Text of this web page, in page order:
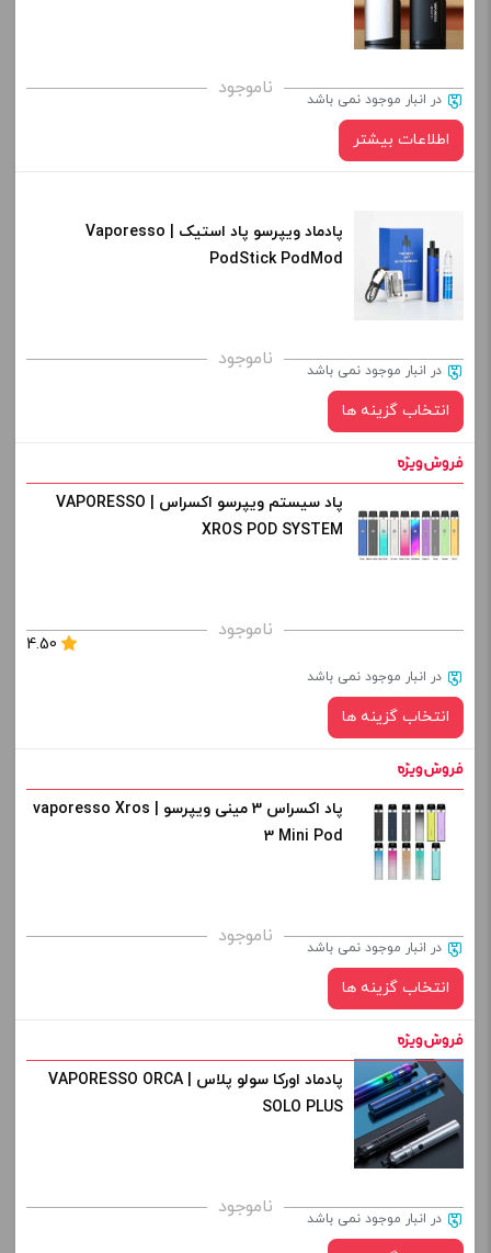
برای فعال شدن سبد خرید و نمایش قیمت ، گزینه های محصول را
از کادر بالا انتخاب کنید.
افزودن به سبد خرید
ناموجود در انبار موجود نمی باشد
اطلاعات بیشتر
پادماد ویپرسو پاد استیک | Vaporesso
PodStick PodMod
ناموجود در انبار موجود نمی باشد
انتخاب گزینه ها
رنگ:
برای فعال شدن سبد خرید و نمایش قیمت ، گزینه های محصول را
+
پاد سیستم ویپرسو اکسراس | VAPORESSO
XROS POD SYSTEM
ناموجود
4.50
در انبار موجود نمی باشد
انتخاب گزینه ها
رنگ:
برای فعال شدن سبد خرید و نمایش قیمت ، گزینه های محصول را
از کادر بالا انتخاب کنید.
+
افزودن به سبد خرید
پاد اکسراس 3 مینی ویپرسو | vaporesso Xros
3 Mini Pod
ناموجود در انبار موجود نمی باشد
انتخاب گزینه ها
رنگ:
برای فعال شدن سبد خرید و نمایش قیمت ، گزینه های محصول را
از کادر بالا انتخاب کنید.
پادماد اورکا سولو پلاس | VAPORESSO ORCA
SOLO PLUS
ناموجود در انبار موجود نمی باشد